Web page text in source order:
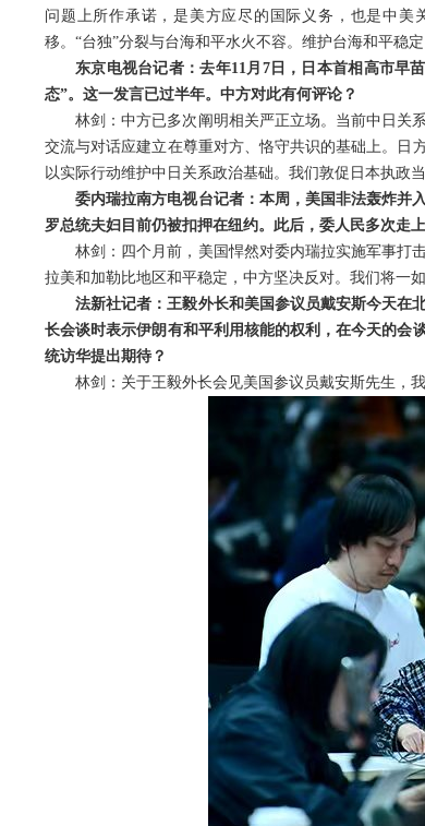
问题上所作承诺，是美方应尽的国际义务，也是中
移。“台独”分裂与台海和平水火不容。维护台海和平稳
东京电视台记者：去年11月7日，日本首相高市早
态”。这一发言已过半年。中方对此有何评论？
林剑：中方已多次阐明相关严正立场。当前中日关
交流与对话应建立在尊重对方、恪守共识的基础上。日
以实际行动维护中日关系政治基础。我们敦促日本执政
委内瑞拉南方电视台记者：本周，美国非法轰炸并
罗总统夫妇目前仍被扣押在纽约。此后，委人民多次走
林剑：四个月前，美国悍然对委内瑞拉实施军事打
拉美和加勒比地区和平稳定，中方坚决反对。我们将一
法新社记者：王毅外长和美国参议员戴安斯今天在
长会谈时表示伊朗有和平利用核能的权利，在今天的会
统访华提出期待？
林剑：关于王毅外长会见美国参议员戴安斯先生，